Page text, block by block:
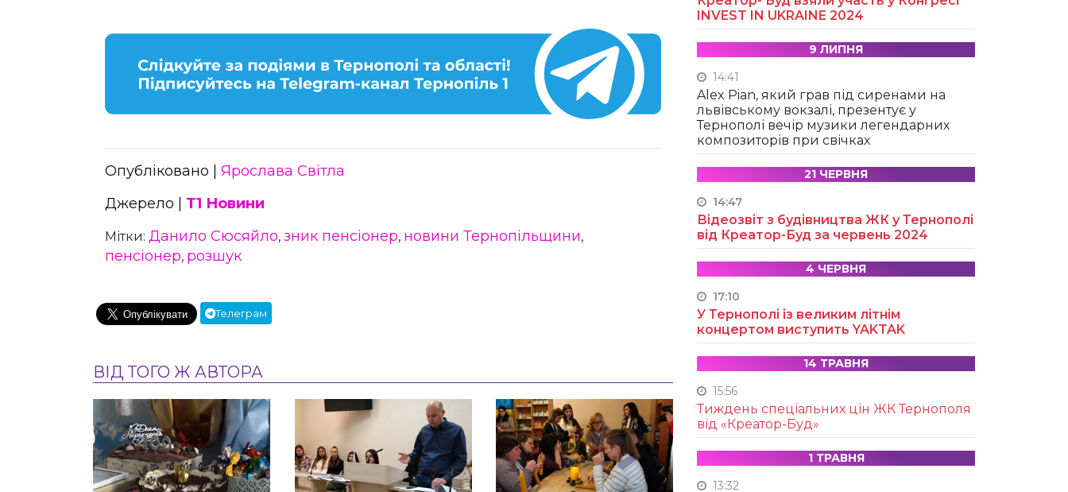
Опубліковано | Ярослава Світла
Джерело | Т1 Новини
Мітки: Данило Сюсяйло, зник пенсіонер, новини Тернопільщини,
пенсіонер, розшук
Телеграм
ВІД ТОГО Ж АВТОРА
INVEST IN UKRAINE 2024
9 ЛИПНЯ
14:41
Alex Pian, який грав під сиренами на
львівському вокзалі, презентує у
Тернополі вечір музики легендарних
композиторів при свічках
21 ЧЕРВНЯ
14:47
Відеозвіт з будівництва ЖК у Тернополі
від Креатор-Буд за червень 2024
4 ЧЕРВНЯ
17:10
У Тернополі із великим літнім
концертом виступить YAKTAK
14 ТРАВНЯ
15:56
Тиждень спеціальних цін ЖК Тернополя
від «Креатор-Буд»
1 ТРАВНЯ
13:32